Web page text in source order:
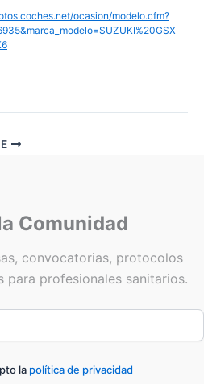
ocasion/modelo.cfm?
Comunidad
convocatorias, protocolos
para profesionales sanitarios.
la política de privacidad